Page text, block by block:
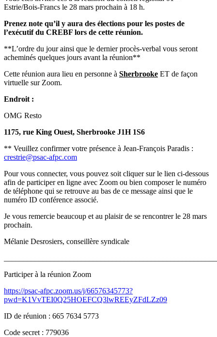
Estrie/Bois-Francs le 28 mars prochain à 18 h.
Prenez note qu’il y aura des élections pour les postes de
l’exécutif du CREBF lors de cette réunion.
**L’ordre du jour ainsi que le dernier procès-verbal vous seront
acheminés quelques jours avant la réunion**
Cette réunion aura lieu en personne à Sherbrooke ET de façon
virtuelle sur Zoom.
Endroit :
OMG Resto
1175, rue King Ouest, Sherbrooke J1H 1S6
** Veuillez confirmer votre présence à Jean-François Paradis :
crestrie@psac-afpc.com
Pour vous connecter, vous pouvez soit cliquer sur le lien ci-dessous
afin de participer en ligne avec Zoom ou bien composer le numéro
de téléphone qui se retrouve au bas de ce message ainsi que le
numéro ID conférence associé.
Je vous remercie beaucoup et au plaisir de se rencontrer le 28 mars
prochain.
Mélanie Desrosiers, conseillère syndicale
Participer à la réunion Zoom
https://psac-afpc.zoom.us/j/66576345773?
pwd=K1VvTEI0Q25HOEFCQ3lwREEyZFdLZz09
ID de réunion : 665 7634 5773
Code secret : 779036